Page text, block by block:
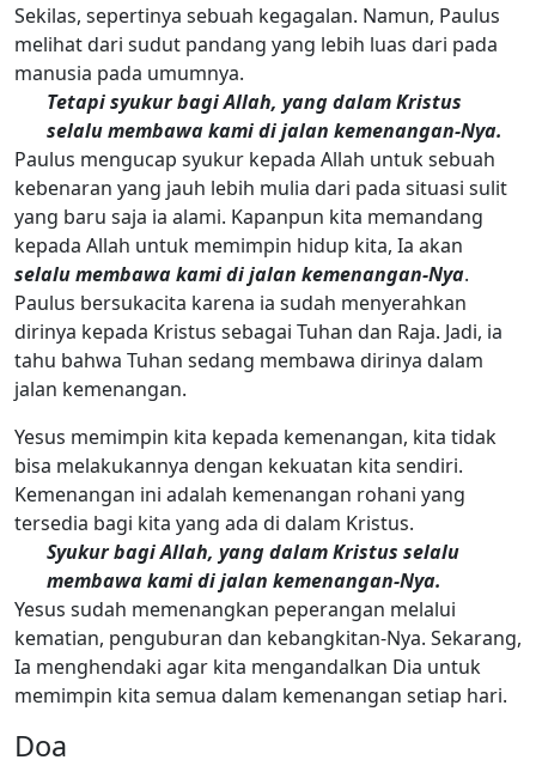
Sekilas, sepertinya sebuah kegagalan. Namun, Paulus
melihat dari sudut pandang yang lebih luas dari pada
manusia pada umumnya.
Tetapi syukur bagi Allah, yang dalam Kristus
selalu membawa kami di jalan kemenangan-Nya.
Paulus mengucap syukur kepada Allah untuk sebuah
kebenaran yang jauh lebih mulia dari pada situasi sulit
yang baru saja ia alami. Kapanpun kita memandang
kepada Allah untuk memimpin hidup kita, Ia akan
selalu membawa kami di jalan kemenangan-Nya.
Paulus bersukacita karena ia sudah menyerahkan
dirinya kepada Kristus sebagai Tuhan dan Raja. Jadi, ia
tahu bahwa Tuhan sedang membawa dirinya dalam
jalan kemenangan.
Yesus memimpin kita kepada kemenangan, kita tidak
bisa melakukannya dengan kekuatan kita sendiri.
Kemenangan ini adalah kemenangan rohani yang
tersedia bagi kita yang ada di dalam Kristus.
Syukur bagi Allah, yang dalam Kristus selalu
membawa kami di jalan kemenangan-Nya.
Yesus sudah memenangkan peperangan melalui
kematian, penguburan dan kebangkitan-Nya. Sekarang,
Ia menghendaki agar kita mengandalkan Dia untuk
memimpin kita semua dalam kemenangan setiap hari.
Doa